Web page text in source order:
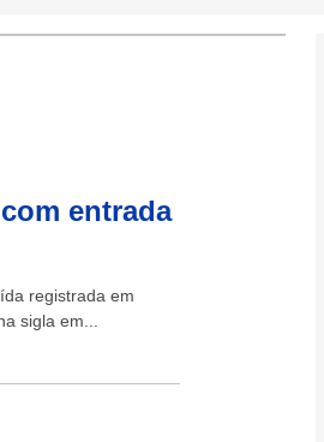
entrada
registrada em
sigla em...